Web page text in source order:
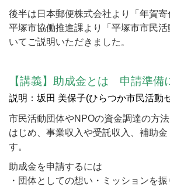
後半は日本郵便株式会社より「年賀寄
平塚市協働推進課より「平塚市市民
いてご説明いただきました。
【講義】助成金とは 申請準備
説明：坂田 美保子(ひらつか市民活動
市民活動団体やNPOの資金調達の方
はじめ、事業収入や受託収入、補助金
す。
助成金を申請するには
・団体としての想い・ミッションを